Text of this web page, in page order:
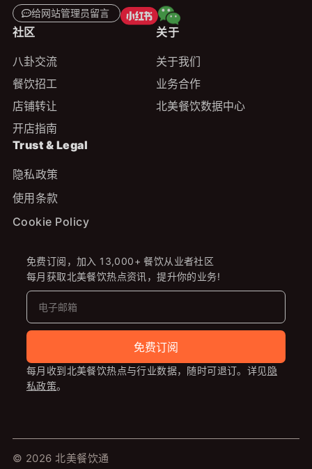
给网站管理员留言
社区
八卦交流
餐饮招工
店铺转让
开店指南
关于
关于我们
业务合作
北美餐饮数据中心
Trust & Legal
隐私政策
使用条款
Cookie Policy
免费订阅，加入 13,000+ 餐饮从业者社区
每月获取北美餐饮热点资讯，提升你的业务!
免费订阅
每月收到北美餐饮热点与行业数据，随时可退订。详见隐
私政策。
© 2026 北美餐饮通